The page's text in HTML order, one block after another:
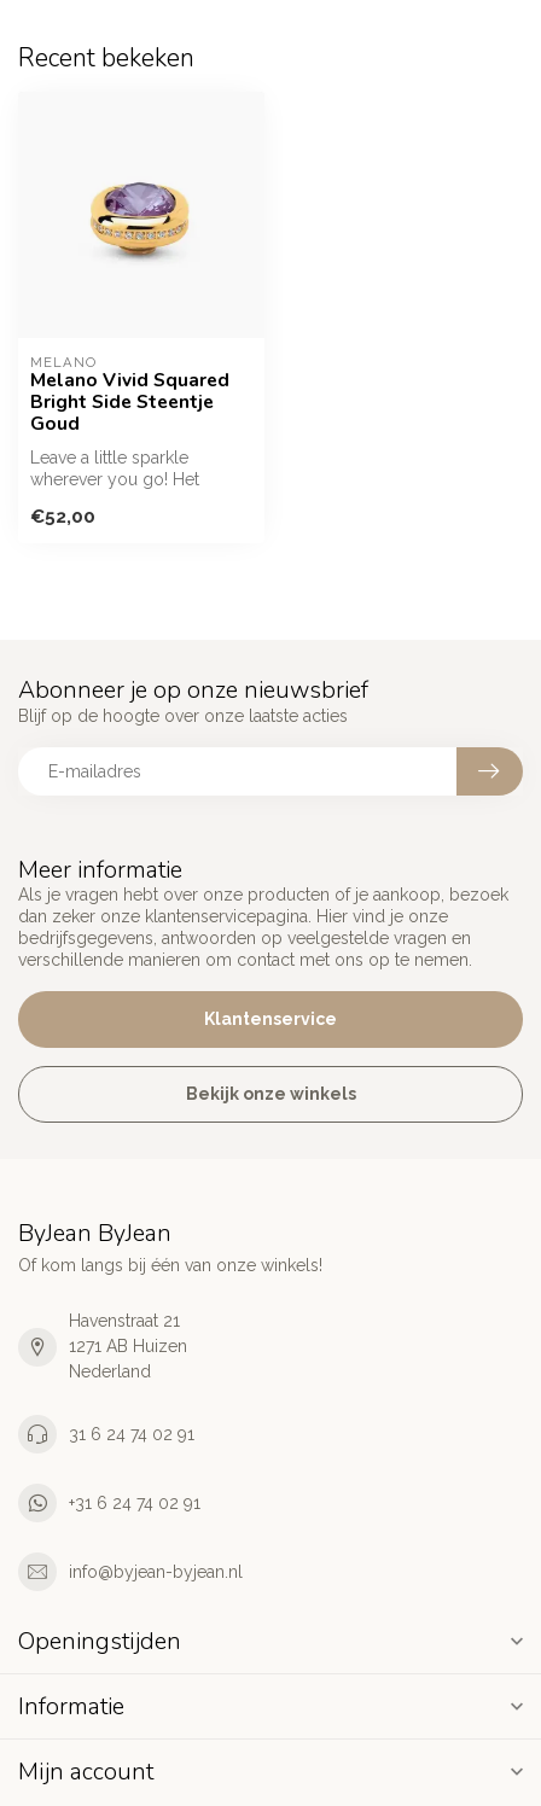
Recent bekeken
MELANO
Melano Vivid Squared
Bright Side Steentje
Goud
Leave a little sparkle
wherever you go! Het
Side ste...
€52,00
Meer informatie
Als je vragen hebt over onze producten of je aankoop, bezoek
dan zeker onze klantenservicepagina. Hier vind je onze
bedrijfsgegevens, antwoorden op veelgestelde vragen en
verschillende manieren om contact met ons op te nemen.
Klantenservice
Bekijk onze winkels
Abonneer je op onze nieuwsbrief
Blijf op de hoogte over onze laatste acties
ByJean ByJean
Of kom langs bij één van onze winkels!
Havenstraat 21
1271 AB Huizen
Nederland
31 6 24 74 02 91
+31 6 24 74 02 91
info@byjean-byjean.nl
Openingstijden
Informatie
Mijn account